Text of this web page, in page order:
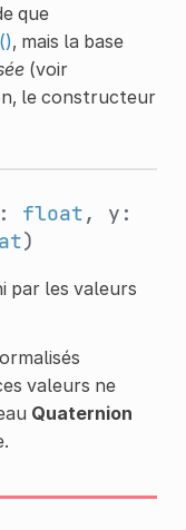
que
, mais la base
(voir
le constructeur
float, y:
)
par les valeurs
valeurs ne
Quaternion